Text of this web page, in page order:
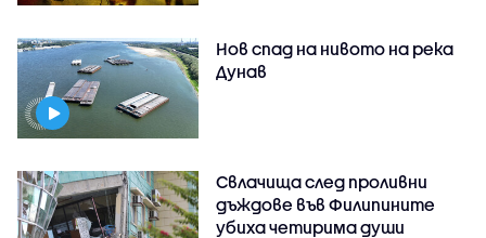
Нов спад на нивото на река
Дунав
Свлачища след проливни
дъждове във Филипините
убиха четирима души